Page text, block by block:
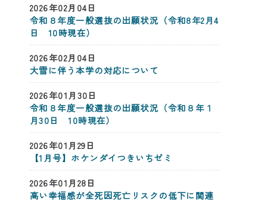
2026年02月04日
令和８年度一般選抜の出願状況（令和8年2月4
日 10時現在）
2026年02月04日
大雪に伴う本学の対応について
2026年01月30日
令和８年度一般選抜の出願状況（令和８年１
月30日 10時現在）
2026年01月29日
【1月号】ホケンダイつきいちゼミ
2026年01月28日
高い幸福感が全死因死亡リスクの低下に関連